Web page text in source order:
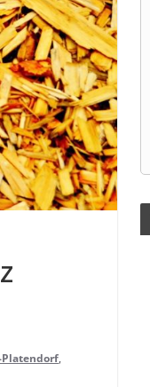
,